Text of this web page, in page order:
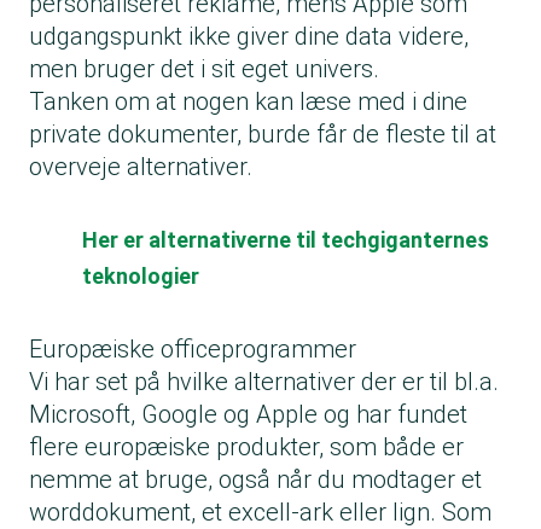
udgangspunkt ikke giver dine data videre,
men bruger det i sit eget univers.
Tanken om at nogen kan læse med i dine
private dokumenter, burde får de fleste til at
overveje alternativer.
Her er alternativerne til techgiganternes
teknologier
Europæiske officeprogrammer
Vi har set på hvilke alternativer der er til bl.a.
Microsoft, Google og Apple og har fundet
flere europæiske produkter, som både er
nemme at bruge, også når du modtager et
worddokument, et excell-ark eller lign. Som